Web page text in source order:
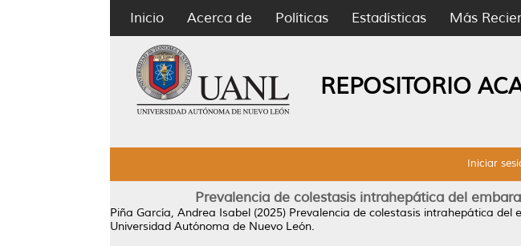
Inicio Acerca de Políticas Estadísticas Más
REPOSITORIO
Iniciar
Prevalencia de colestasis intrahepática del
Piña García, Andrea Isabel (2025) Prevalencia de colestasis intrahepática del
Universidad Autónoma de Nuevo León.